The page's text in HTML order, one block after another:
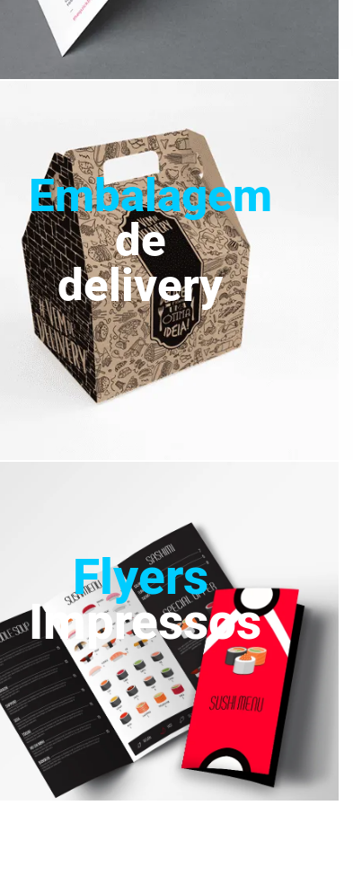
Embalagem
de
delivery
Flyers
Impressos